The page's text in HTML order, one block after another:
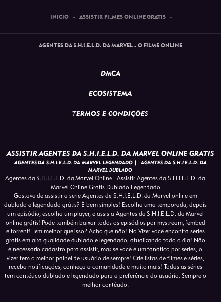
INÍCIO » ASSISTIR FILMES ONLINE GRATIS »
AGENTES DA S.H.I.E.L.D. DA MARVEL - O FILME ONLINE
DMCA
ECOSISTEMA
TERMOS E CONDIÇÕES
ASSISTIR AGENTES DA S.H.I.E.L.D. DA MARVEL ONLINE GRATIS
AGENTES DA S.H.I.E.L.D. DA MARVEL LEGENDADO || AGENTES DA S.H.I.E.L.D. DA
MARVEL DUBLADO
Agentes da S.H.I.E.L.D. da Marvel Online - Assistir Agentes da S.H.I.E.L.D. da
Marvel Online Gratis Dublado Legendado
Gostava de assistir a serie Agentes da S.H.I.E.L.D. da Marvel online em
dublado e legendado grátis? É bem simples! Escolha uma temporada, depois
um episódio, escolha um player, e assista Agentes da S.H.I.E.L.D. da Marvel
online grátis! Pode também baixar todos os episódios por mystream, fembed
e torrent! Tem melhor que isso? Acho que não! No Vizer você encontra series
gratis em alta qualidade dublado e legendado, atualizando todo o dia! Não
é necessário cadastro para assistir, mas se você é um fanático por series, o
vizer tem o melhor painel de usuário de sempre! Crie listas de filmes e séries,
receba notificações, conheça a comunidade e muito mais! Todas as séries
tem contéudo dublado e legendado para a preferência do usuário. Sempre o
melhor contéudo.